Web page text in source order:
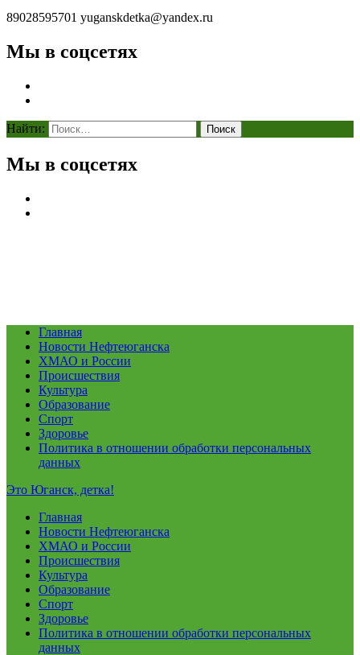
89028595701 yuganskdetka@yandex.ru
Мы в соцсетях
Найти:
Мы в соцсетях
Главная
Новости Нефтеюганска
ХМАО и России
Происшествия
Культура
Образование
Спорт
Здоровье
Политика в отношении обработки персональных
данных
Это Юганск, детка!
Главная
Новости Нефтеюганска
ХМАО и России
Происшествия
Культура
Образование
Спорт
Здоровье
Политика в отношении обработки персональных
данных